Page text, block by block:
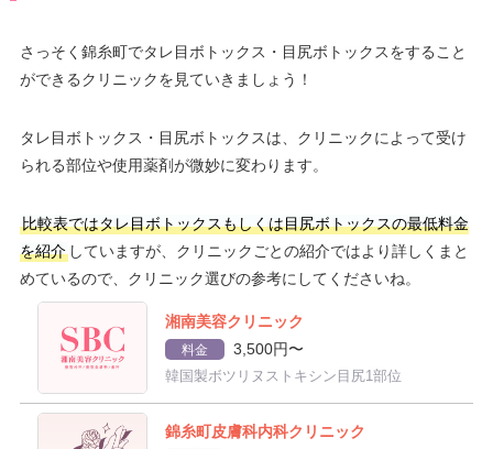
さっそく錦糸町でタレ目ボトックス・目尻ボトックスをすること
ができるクリニックを見ていきましょう！
タレ目ボトックス・目尻ボトックスは、クリニックによって受け
られる部位や使用薬剤が微妙に変わります。
比較表ではタレ目ボトックスもしくは目尻ボトックスの最低料金
を紹介していますが、クリニックごとの紹介ではより詳しくまと
めているので、クリニック選びの参考にしてくださいね。
湘南美容クリニック
料金 3,500円〜
韓国製ボツリヌストキシン目尻1部位
錦糸町皮膚科内科クリニック